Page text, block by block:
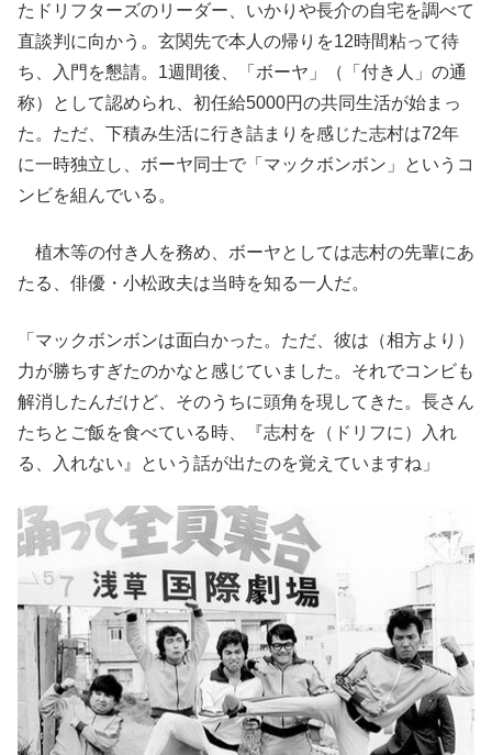
たドリフターズのリーダー、いかりや長介の自宅を調べて
直談判に向かう。玄関先で本人の帰りを12時間粘って待
ち、入門を懇請。1週間後、「ボーヤ」（「付き人」の通
称）として認められ、初任給5000円の共同生活が始まっ
た。ただ、下積み生活に行き詰まりを感じた志村は72年
に一時独立し、ボーヤ同士で「マックボンボン」というコ
ンビを組んでいる。
植木等の付き人を務め、ボーヤとしては志村の先輩にあ
たる、俳優・小松政夫は当時を知る一人だ。
「マックボンボンは面白かった。ただ、彼は（相方より）
力が勝ちすぎたのかなと感じていました。それでコンビも
解消したんだけど、そのうちに頭角を現してきた。長さん
たちとご飯を食べている時、『志村を（ドリフに）入れ
る、入れない』という話が出たのを覚えていますね」